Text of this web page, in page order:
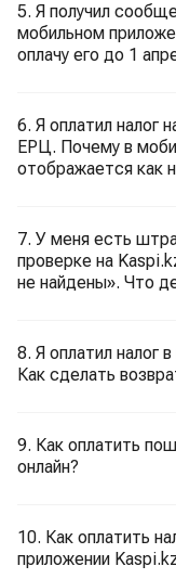
5. Я получил
мобильном
оплачу его до 1
6. Я оплатил налог
ЕРЦ. Почему в
отображается как
7. У меня есть
проверке на
не найдены». Что
8. Я оплатил налог
Как сделать
9. Как оплатить
онлайн?
10. Как оплатить
приложении